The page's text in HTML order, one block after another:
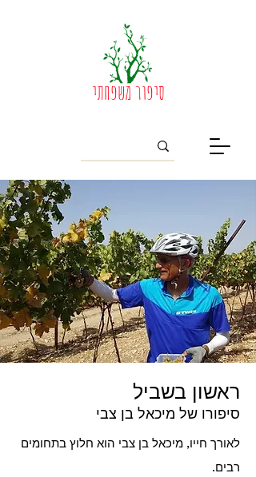
סיפור משפחתי
ראשון בשביל
סיפורו של מיכאל בן צבי
לאורך חייו, מיכאל בן צבי הוא חלוץ בתחומים
רבים.